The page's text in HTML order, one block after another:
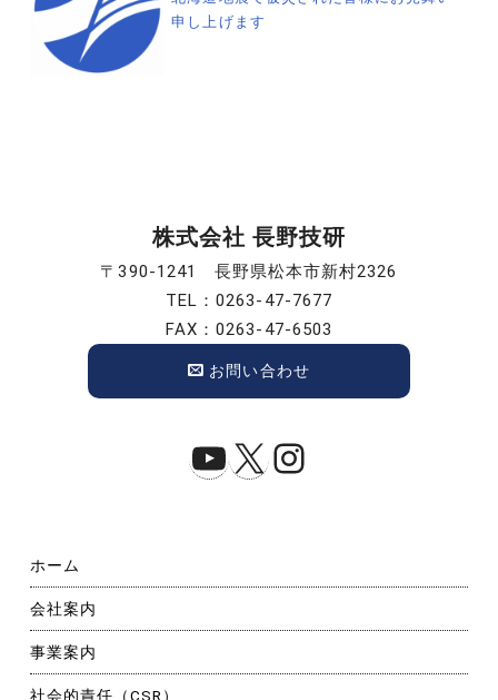
ー
申し上げます
株式会社 長野技研
〒390-1241 長野県松本市新村2326
TEL：0263-47-7677
FAX：0263-47-6503
お問い合わせ
YouTube
X Instagram
ホーム
会社案内
事業案内
社会的責任（CSR）